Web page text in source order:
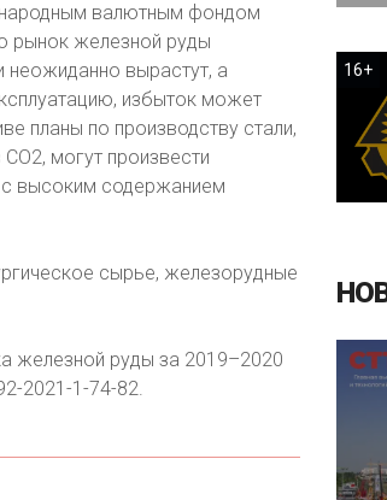
валютным фондом
рынок железной руды
неожиданно вырастут, а
избыток может
планы по производству стали,
могут произвести
высоким содержанием
сырье, железорудные
железной руды за 2019–2020
2021-1-74-82.
16+